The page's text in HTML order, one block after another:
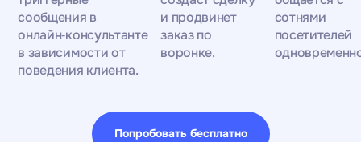
сообщения в
онлайн‑консультанте
в зависимости от
поведения клиента.
и продвинет
заказ по
воронке.
сотнями
посетителей
Попробовать бесплатно